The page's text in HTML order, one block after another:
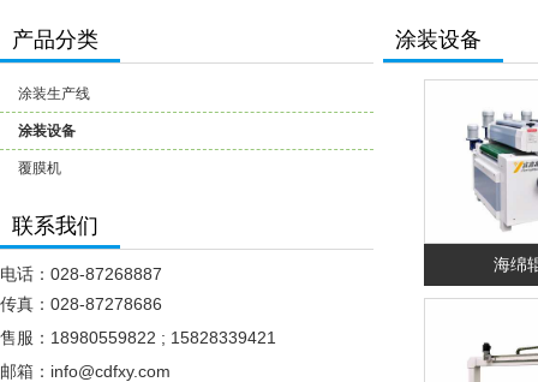
产品分类
涂装生产线
涂装设备
覆膜机
联系我们
电话：028-87268887
传真：028-87278686
售服：18980559822 ; 15828339421
邮箱：info@cdfxy.com
涂装设备
海绵